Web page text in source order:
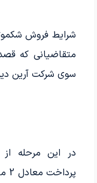
متقاضیانی که
سوی شرکت آرین
در این مرحله